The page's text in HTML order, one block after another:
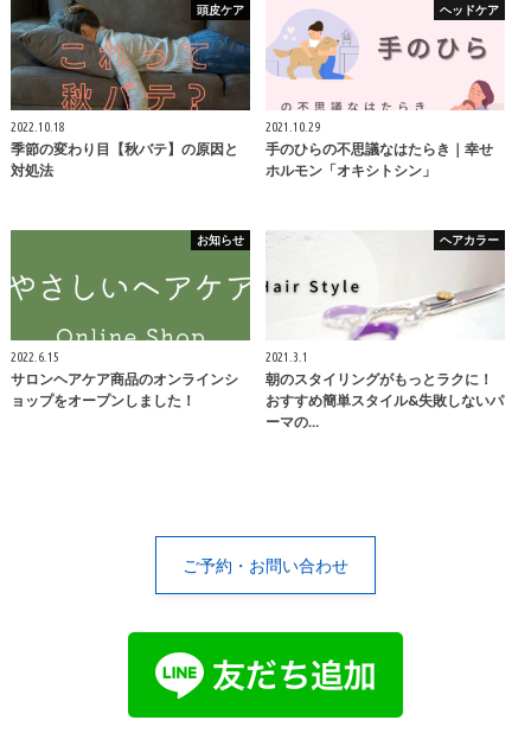
頭皮ケア
2022.10.18
季節の変わり目【秋バテ】の原因と
対処法
ヘッドケア
2021.10.29
手のひらの不思議なはたらき｜幸せ
ホルモン「オキシトシン」
お知らせ
2022.6.15
サロンヘアケア商品のオンラインシ
ョップをオープンしました！
ヘアカラー
2021.3.1
朝のスタイリングがもっとラクに！
おすすめ簡単スタイル&失敗しないパ
ーマの…
ご予約・お問い合わせ